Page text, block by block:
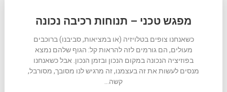
מפגש טכני – תנוחות רכיבה נכונה
כשאנחנו צופים בטלויזיה (או במציאות, סביבנו) ברוכבים
מעולים, הם גורמים לזה להראות קל: הגוף שלהם נמצא
בפוזיציה הנכונה במקום הנכון ובזמן הנכון. אבל כשאנחנו
מנסים לעשות את זה בעצמנו, זה מרגיש לנו מסובך, מסורבל,
קשה…